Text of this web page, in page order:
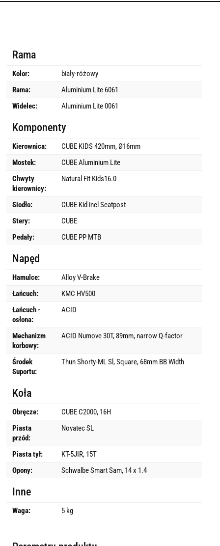
Rama
Kolor:
biały-różowy
Rama:
Aluminium Lite 6061
Widelec:
Aluminium Lite 0061
Komponenty
Kierownica:
CUBE KIDS 420mm, Ø16mm
Mostek:
CUBE Aluminium Lite
Chwyty
kierownicy:
Natural Fit Kids16.0
Siodło:
CUBE Kid incl Seatpost
Stery:
CUBE
Pedały:
CUBE PP MTB
Napęd
Hamulce:
Alloy V-Brake
Łańcuch:
KMC HV500
Łańcuch -
osłona:
ACID
Mechanizm
korbowy:
ACID Numove 30T, 89mm, narrow Q-factor
Środek
Suportu:
Thun Shorty-ML Sl, Square, 68mm BB Width
Koła
Obręcze:
CUBE C2000, 16H
Piasta
przód:
Novatec SL
Piasta tył:
KT-5JIR, 15T
Opony:
Schwalbe Smart Sam, 14 x 1.4
Inne
Waga: 5 kg